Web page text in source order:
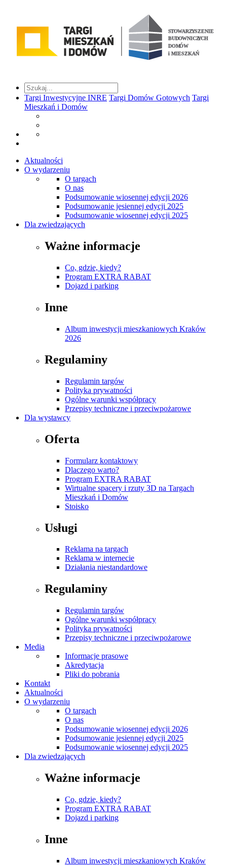
Targi Inwestycyjne INRE Targi Domów Gotowych Targi
Mieszkań i Domów
Aktualności
O wydarzeniu
O targach
O nas
Podsumowanie wiosennej edycji 2026
Podsumowanie jesiennej edycji 2025
Podsumowanie wiosennej edycji 2025
Dla zwiedzających
Ważne informacje
Co, gdzie, kiedy?
Program EXTRA RABAT
Dojazd i parking
Inne
Album inwestycji mieszkaniowych Kraków
2026
Regulaminy
Regulamin targów
Polityka prywatności
Ogólne warunki współpracy
Przepisy techniczne i przeciwpożarowe
Dla wystawcy
Oferta
Formularz kontaktowy
Dlaczego warto?
Program EXTRA RABAT
Wirtualne spacery i rzuty 3D na Targach
Mieszkań i Domów
Stoisko
Usługi
Reklama na targach
Reklama w internecie
Działania niestandardowe
Regulaminy
Regulamin targów
Ogólne warunki współpracy
Polityka prywatności
Przepisy techniczne i przeciwpożarowe
Media
Informacje prasowe
Akredytacja
Pliki do pobrania
Kontakt
Aktualności
O wydarzeniu
O targach
O nas
Podsumowanie wiosennej edycji 2026
Podsumowanie jesiennej edycji 2025
Podsumowanie wiosennej edycji 2025
Dla zwiedzających
Ważne informacje
Co, gdzie, kiedy?
Program EXTRA RABAT
Dojazd i parking
Inne
Album inwestycji mieszkaniowych Kraków